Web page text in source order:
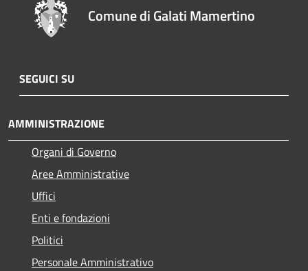
Comune di Galati Mamertino
SEGUICI SU
AMMINISTRAZIONE
Organi di Governo
Aree Amministrative
Uffici
Enti e fondazioni
Politici
Personale Amministrativo